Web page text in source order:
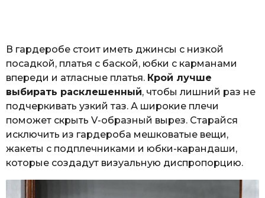
В гардеробе стоит иметь джинсы с низкой
посадкой, платья с баской, юбки с карманами
впереди и атласные платья. Крой лучше
выбирать расклешенный, чтобы лишний раз не
подчеркивать узкий таз. А широкие плечи
поможет скрыть V-образный вырез. Старайся
исключить из гардероба мешковатые вещи,
жакеты с подплечниками и юбки-карандаши,
которые создадут визуальную диспропорцию.